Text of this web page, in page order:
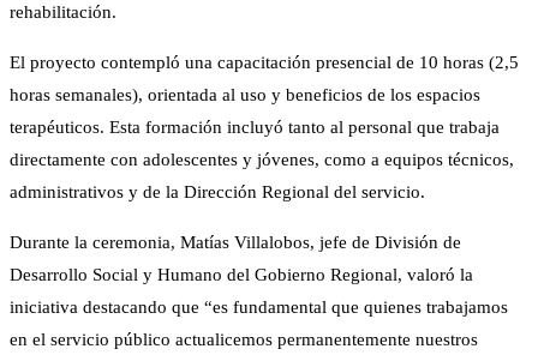
rehabilitación.
El proyecto contempló una capacitación presencial de 10 horas (2,5
horas semanales), orientada al uso y beneficios de los espacios
terapéuticos. Esta formación incluyó tanto al personal que trabaja
directamente con adolescentes y jóvenes, como a equipos técnicos,
administrativos y de la Dirección Regional del servicio.
Durante la ceremonia, Matías Villalobos, jefe de División de
Desarrollo Social y Humano del Gobierno Regional, valoró la
iniciativa destacando que “es fundamental que quienes trabajamos
en el servicio público actualicemos permanentemente nuestros